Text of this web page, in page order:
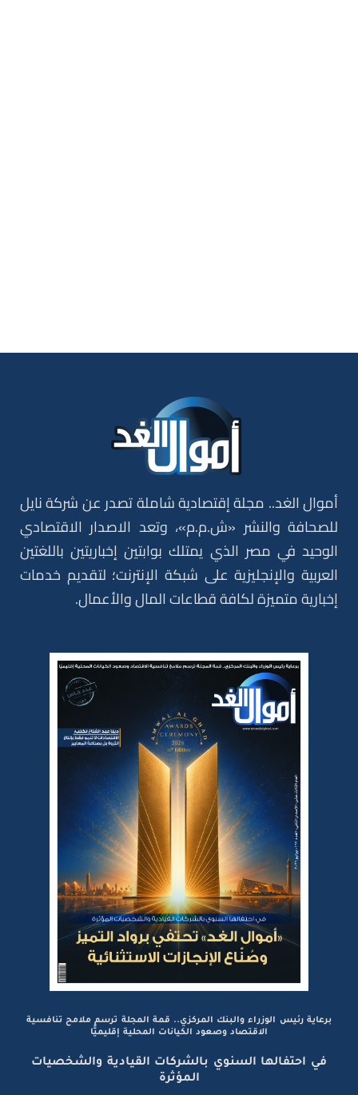
أموال الغد.. مجلة إقتصادية شاملة تصدر عن شركة نايل
للصحافة والنشر «ش.م.م»، وتعد الاصدار الاقتصادي
الوحيد في مصر الذي يمتلك بوابتين إخباريتين باللغتين
العربية والإنجليزية على شبكة الإنترنت؛ لتقديم خدمات
إخبارية متميزة لكافة قطاعات المال والأعمال.
برعاية رئيس الوزراء والبنك المركزي.. قمة المجلة ترسم ملامح تنافسية
الاقتصاد وصعود الكيانات المحلية إقليميًّا
في احتفالها السنوي بالشركات القيادية والشخصيات
المؤثرة